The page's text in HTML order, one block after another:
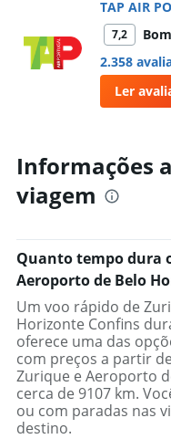
TAP AIR
7,2
Bom
2.358
Ler
Informações
viagem
Quanto tempo dura
Aeroporto de Belo
Um voo rápido de
Horizonte Confins
oferece uma das
com preços a partir
Zurique e Aeroporto
cerca de 9107 km.
ou com paradas nas
destino.